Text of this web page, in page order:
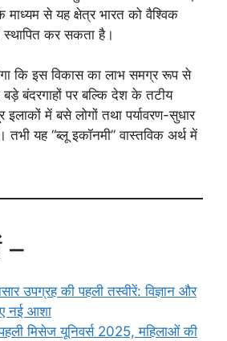
माध्यम से यह क्षेत्र भारत को वैश्विक
कर सकता है।
कि इस विकास का लाभ समग्र रूप से
बड़े बंदरगाहों पर बल्कि देश के तटीय
इलाकों में बसे लोगों तथा पर्यावरण-सुधार
तभी यह “ब्लू इकॉनमी” वास्तविक अर्थ में
–
उपग्रह की पहली तस्वीरें: विज्ञान और
नई आशा
मिसेज यूनिवर्स 2025, महिलाओं की